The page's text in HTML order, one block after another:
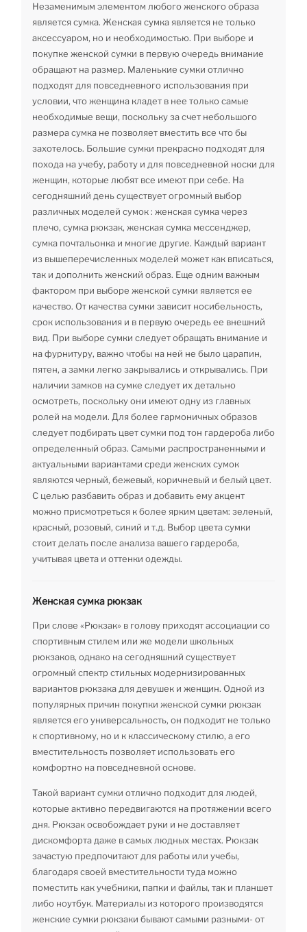
Незаменимым элементом любого женского образа
является сумка. Женская сумка является не только
аксессуаром, но и необходимостью. При выборе и
покупке женской сумки в первую очередь внимание
обращают на размер. Маленькие сумки отлично
подходят для повседневного использования при
условии, что женщина кладет в нее только самые
необходимые вещи, поскольку за счет небольшого
размера сумка не позволяет вместить все что бы
захотелось. Большие сумки прекрасно подходят для
похода на учебу, работу и для повседневной носки для
женщин, которые любят все имеют при себе. На
сегодняшний день существует огромный выбор
различных моделей сумок : женская сумка через
плечо, сумка рюкзак, женская сумка мессенджер,
сумка почтальонка и многие другие. Каждый вариант
из вышеперечисленных моделей может как вписаться,
так и дополнить женский образ. Еще одним важным
фактором при выборе женской сумки является ее
качество. От качества сумки зависит носибельность,
срок использования и в первую очередь ее внешний
вид. При выборе сумки следует обращать внимание и
на фурнитуру, важно чтобы на ней не было царапин,
пятен, а замки легко закрывались и открывались. При
наличии замков на сумке следует их детально
осмотреть, поскольку они имеют одну из главных
ролей на модели. Для более гармоничных образов
следует подбирать цвет сумки под тон гардероба либо
определенный образ. Самыми распространенными и
актуальными вариантами среди женских сумок
являются черный, бежевый, коричневый и белый цвет.
С целью разбавить образ и добавить ему акцент
можно присмотреться к более ярким цветам: зеленый,
красный, розовый, синий и т.д. Выбор цвета сумки
стоит делать после анализа вашего гардероба,
учитывая цвета и оттенки одежды.
Женская сумка рюкзак
При слове «Рюкзак» в голову приходят ассоциации со
спортивным стилем или же модели школьных
рюкзаков, однако на сегодняшний существует
огромный спектр стильных модернизированных
вариантов рюкзака для девушек и женщин. Одной из
популярных причин покупки женской сумки рюкзак
является его универсальность, он подходит не только
к спортивному, но и к классическому стилю, а его
вместительность позволяет использовать его
комфортно на повседневной основе.
Такой вариант сумки отлично подходит для людей,
которые активно передвигаются на протяжении всего
дня. Рюкзак освобождает руки и не доставляет
дискомфорта даже в самых людных местах. Рюкзак
зачастую предпочитают для работы или учебы,
благодаря своей вместительности туда можно
поместить как учебники, папки и файлы, так и планшет
либо ноутбук. Материалы из которого производятся
женские сумки рюкзаки бывают самыми разными- от